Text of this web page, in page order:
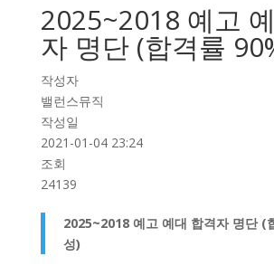
2025~2018 예고
자 명단 (합격률
작성자
밸런스뮤직
작성일
2021-01-04 23:24
조회
24139
2025~2018 예고 예대 합격자 명단 (
성)